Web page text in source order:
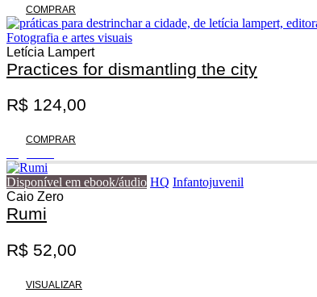
COMPRAR
Fotografia e artes visuais
Letícia Lampert
Practices for dismantling the city
R$ 124,00
COMPRAR
Disponível em ebook/áudio HQ Infantojuvenil
Caio Zero
Rumi
R$ 52,00
VISUALIZAR